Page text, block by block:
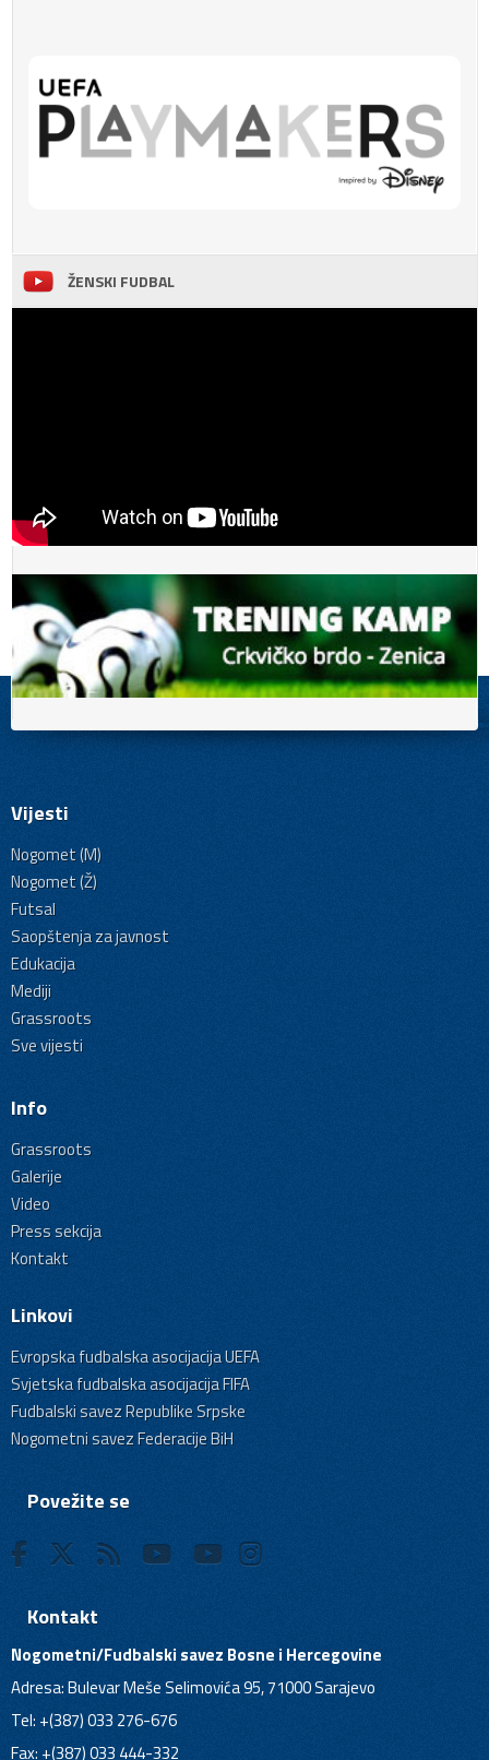
ŽENSKI FUDBAL
Vijesti
Nogomet (M)
Nogomet (Ž)
Futsal
Saopštenja za javnost
Edukacija
Mediji
Grassroots
Sve vijesti
Info
Grassroots
Galerije
Video
Press sekcija
Kontakt
Linkovi
Evropska fudbalska asocijacija UEFA
Svjetska fudbalska asocijacija FIFA
Fudbalski savez Republike Srpske
Nogometni savez Federacije BiH
Povežite se
Kontakt
Nogometni/Fudbalski savez Bosne i Hercegovine
Adresa: Bulevar Meše Selimovića 95, 71000 Sarajevo
Tel: +(387) 033 276-676
Fax: +(387) 033 444-332